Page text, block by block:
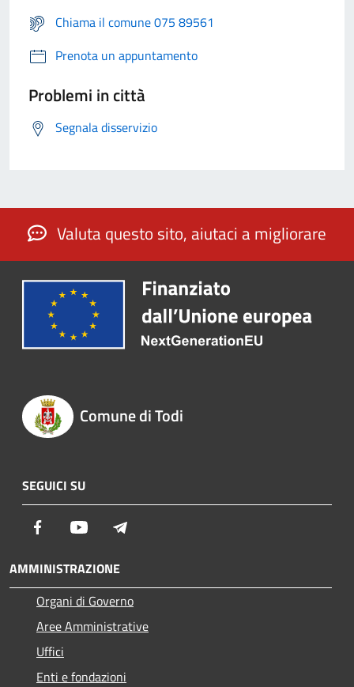
Chiama il comune 075 89561
Prenota un appuntamento
Problemi in città
Segnala disservizio
Valuta questo sito, aiutaci a migliorare
Comune di Todi
SEGUICI SU
Facebook Youtube
AMMINISTRAZIONE
Organi di Governo
Aree Amministrative
Uffici
Enti e fondazioni